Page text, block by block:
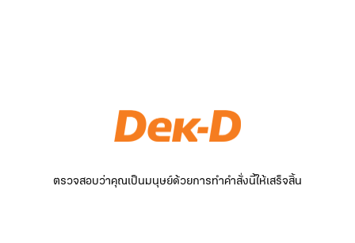
ตรวจสอบว่าคุณเป็นมนุษย์ด้วยการทำคำสั่งนี้ให้เสร็จสิ้น